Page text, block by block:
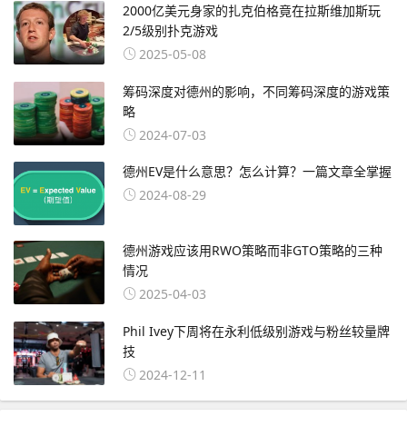
2000亿美元身家的扎克伯格竟在拉斯维加斯玩
2/5级别扑克游戏
2025-05-08
筹码深度对德州的影响，不同筹码深度的游戏策
略
2024-07-03
德州EV是什么意思？怎么计算？一篇文章全掌握
2024-08-29
德州游戏应该用RWO策略而非GTO策略的三种
情况
2025-04-03
Phil Ivey下周将在永利低级别游戏与粉丝较量牌
技
2024-12-11